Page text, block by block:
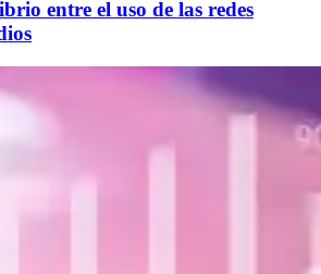
entre el uso de las redes